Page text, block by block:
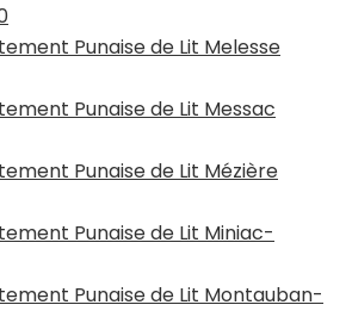
Punaise de Lit Melesse
Punaise de Lit Messac
Punaise de Lit Mézière
Punaise de Lit Miniac-
Punaise de Lit Montauban-